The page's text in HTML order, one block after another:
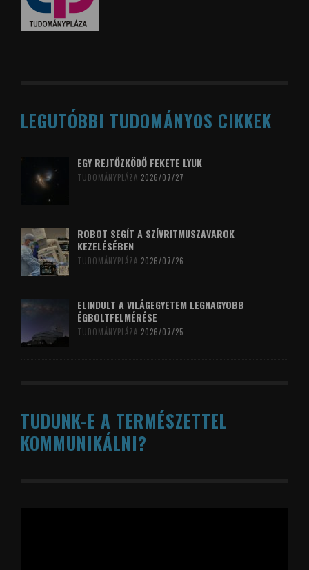
LEGUTÓBBI TUDOMÁNYOS CIKKEK
EGY REJTŐZKÖDŐ FEKETE LYUK
TUDOMÁNYPLÁZA 2026/07/27
ROBOT SEGÍT A SZÍVRITMUSZAVAROK
KEZELÉSÉBEN
TUDOMÁNYPLÁZA 2026/07/26
ELINDULT A VILÁGEGYETEM LEGNAGYOBB
ÉGBOLTFELMÉRÉSE
TUDOMÁNYPLÁZA 2026/07/25
TUDUNK-E A TERMÉSZETTEL
KOMMUNIKÁLNI?